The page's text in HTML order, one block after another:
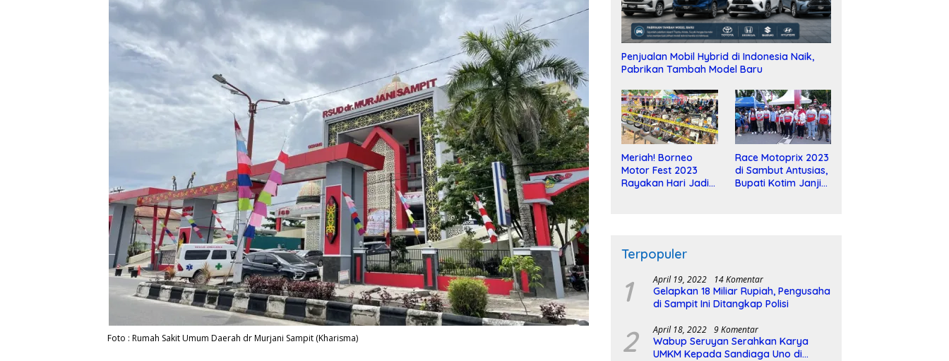
Foto : Rumah Sakit Umum Daerah dr Murjani Sampit (Kharisma)
Penjualan Mobil Hybrid di Indonesia Naik,
Pabrikan Tambah Model Baru
Meriah! Borneo
Motor Fest 2023
Rayakan Hari Jadi
Race Motoprix 2023
di Sambut Antusias,
Bupati Kotim Janji
Terpopuler
1 April 19, 2022 14 Komentar
Gelapkan 18 Miliar Rupiah, Pengusaha
di Sampit Ini Ditangkap Polisi
2 April 18, 2022 9 Komentar
Wabup Seruyan Serahkan Karya
UMKM Kepada Sandiaga Uno di